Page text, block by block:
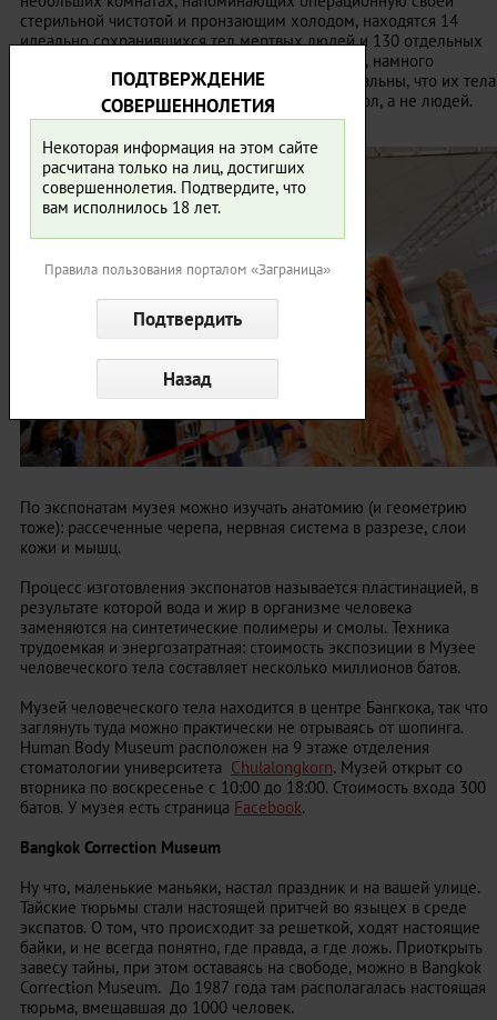
ПОДТВЕРЖДЕНИЕ
СОВЕРШЕННОЛЕТИЯ
Некоторая информация на этом сайте
расчитана только на лиц, достигших
совершеннолетия. Подтвердите, что
вам исполнилось 18 лет.
Правила пользования порталом «Заграница»
стерильной чистотой и пронзающим холодом, находятся 14
идеально сохранившихся тел мертвых людей и 130 отдельных
частей тела. Поверить, что это настоящие люди, намного
сложнее, чем в музее Siriraj. Они настолько реальны, что их тела
больше похожи на искусно изготовленных кукол, а не людей.
По экспонатам музея можно изучать анатомию (и геометрию
тоже): рассеченные черепа, нервная система в разрезе, слои
кожи и мышц.
Процесс изготовления экспонатов называется пластинацией, в
результате которой вода и жир в организме человека
заменяются на синтетические полимеры и смолы. Техника
трудоемкая и энергозатратная: стоимость экспозиции в Музее
человеческого тела составляет несколько миллионов батов.
Музей человеческого тела находится в центре Бангкока, так что
заглянуть туда можно практически не отрываясь от шопинга.
Human Body Museum расположен на 9 этаже отделения
стоматологии университета Chulalongkorn. Музей открыт со
вторника по воскресенье с 10:00 до 18:00. Стоимость входа 300
батов. У музея есть страница Facebook.
Bangkok Correction Museum
Ну что, маленькие маньяки, настал праздник и на вашей улице.
Тайские тюрьмы стали настоящей притчей во языцех в среде
экспатов. О том, что происходит за решеткой, ходят настоящие
байки, и не всегда понятно, где правда, а где ложь. Приоткрыть
завесу тайны, при этом оставаясь на свободе, можно в Bangkok
Correction Museum. До 1987 года там располагалась настоящая
тюрьма, вмещавшая до 1000 человек.